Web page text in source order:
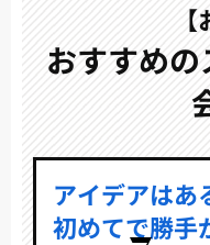
おすすめ
アイデアはあ
初めてで勝手